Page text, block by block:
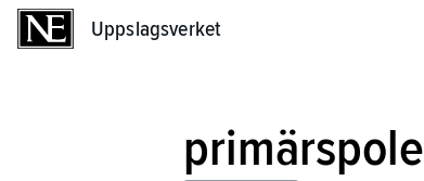
Uppslagsverket
primärspole